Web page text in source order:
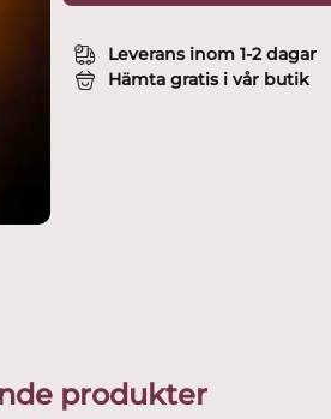
Johansson
mängd
Leverans inom 1-2 dagar
Hämta gratis i vår butik
produkter